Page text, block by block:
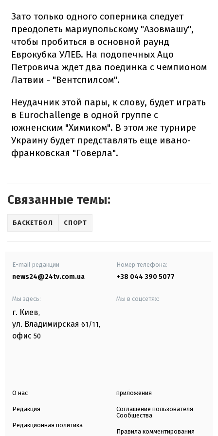
Зато только одного соперника следует
преодолеть мариупольскому "Азовмашу",
чтобы пробиться в основной раунд
Еврокубка УЛЕБ. На подопечных Ацо
Петровича ждет два поединка с чемпионом
Латвии - "Вентспилсом".
Неудачник этой пары, к слову, будет играть
в Eurochallenge в одной группе с
южненским "Химиком". В этом же турнире
Украину будет представлять еще ивано-
франковская "Говерла".
Связанные темы:
БАСКЕТБОЛ СПОРТ
E-mail редакции
news24@24tv.com.ua
Номер телефона:
+38 044 390 5077
Мы здесь:
г. Киев,
ул. Владимирская 61/11,
офис 50
Мы в соцсетях:
О нас
Редакция
Редакционная политика
приложения
Соглашение пользователя
Сообщества
Правила комментирования